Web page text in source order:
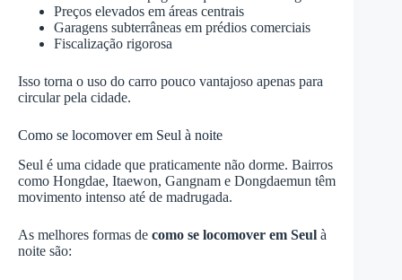
Preços elevados em áreas centrais
Garagens subterrâneas em prédios comerciais
Fiscalização rigorosa
Isso torna o uso do carro pouco vantajoso apenas para
circular pela cidade.
Como se locomover em Seul à noite
Seul é uma cidade que praticamente não dorme. Bairros
como Hongdae, Itaewon, Gangnam e Dongdaemun têm
movimento intenso até de madrugada.
As melhores formas de como se locomover em Seul à
noite são: